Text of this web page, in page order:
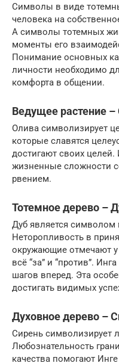
Символы в виде
человека на
А символы тотемных
моменты его
Понимание основных
личности необходимо
комфорта в общении.
Ведущее растение –
Олива символизирует
которые славятся
достигают своих
жизненные сложности
рвением.
Тотемное дерево –
Дуб является
Неторопливость в
окружающие отмечают
всё “за” и “против”.
шагов вперед. Эта
достигать видимых
Духовное дерево –
Сирень символизирует
Любознательность
качества помогают